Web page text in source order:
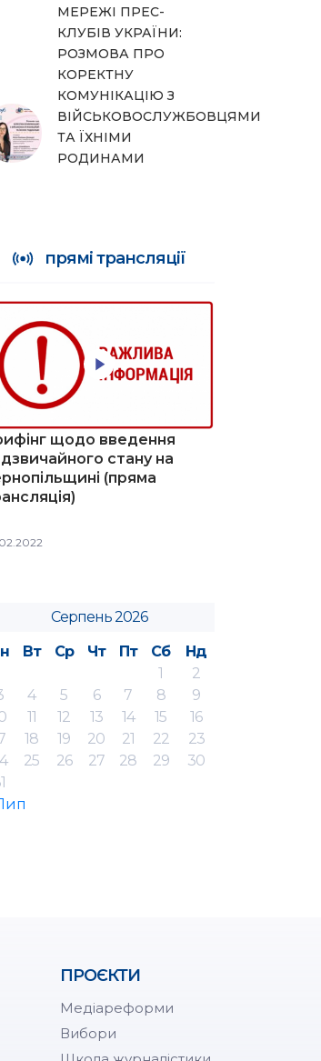
МЕРЕЖІ ПРЕС-
КЛУБІВ УКРАЇНИ:
РОЗМОВА ПРО
КОРЕКТНУ
КОМУНІКАЦІЮ З
ВІЙСЬКОВОСЛУЖБОВЦЯМИ
ТА ЇХНІМИ
РОДИНАМИ
прямі трансляції
щодо введення
стану на
(пряма
Серпень 2026
Вт Ср Чт Пт Сб
Нд
1
2
4 5 6 7 8
9
11 12 13 14 15
16
18 19 20 21 22
23
25 26 27 28 29
30
ПРОЄКТИ
Медіареформи
Вибори